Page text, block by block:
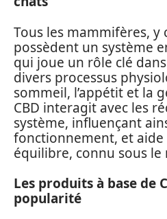
Tous les mammifères, y
possèdent un système
qui joue un rôle clé
divers processus
sommeil, l’appétit et la
CBD interagit avec les
système, influençant
fonctionnement, et
équilibre, connu sous le
Les produits à base de
popularité